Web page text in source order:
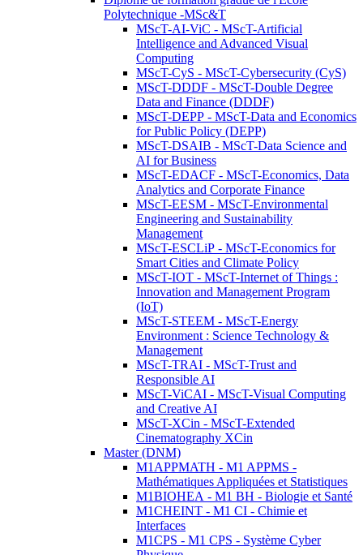
Polytechnique -MSc&T
MScT-AI-ViC - MScT-Artificial
Intelligence and Advanced Visual
Computing
MScT-CyS - MScT-Cybersecurity (CyS)
MScT-DDDF - MScT-Double Degree
Data and Finance (DDDF)
MScT-DEPP - MScT-Data and Economics
for Public Policy (DEPP)
MScT-DSAIB - MScT-Data Science and
AI for Business
MScT-EDACF - MScT-Economics, Data
Analytics and Corporate Finance
MScT-EESM - MScT-Environmental
Engineering and Sustainability
Management
MScT-ESCLiP - MScT-Economics for
Smart Cities and Climate Policy
MScT-IOT - MScT-Internet of Things :
Innovation and Management Program
(IoT)
MScT-STEEM - MScT-Energy
Environment : Science Technology &
Management
MScT-TRAI - MScT-Trust and
Responsible AI
MScT-ViCAI - MScT-Visual Computing
and Creative AI
MScT-XCin - MScT-Extended
Cinematography XCin
Master (DNM)
M1APPMATH - M1 APPMS -
Mathématiques Appliquées et Statistiques
M1BIOHEA - M1 BH - Biologie et Santé
M1CHEINT - M1 CI - Chimie et
Interfaces
M1CPS - M1 CPS - Système Cyber